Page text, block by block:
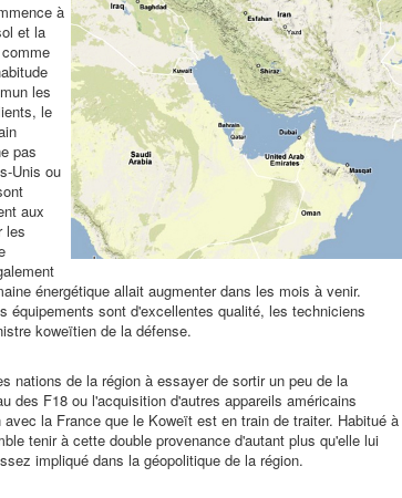
à
et la
les
le
pas
Unis ou
aux
les
énergétique allait augmenter dans les mois à venir.
équipements sont d'excellentes qualité, les techniciens
koweïtien de la défense.
nations de la région à essayer de sortir un peu de la
des F18 ou l'acquisition d'autres appareils américains
la France que le Koweït est en train de traiter. Habitué à
tenir à cette double provenance d'autant plus qu'elle lui
impliqué dans la géopolitique de la région.